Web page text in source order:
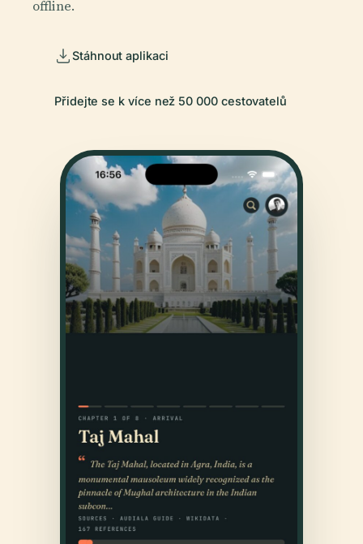
offline.
Stáhnout aplikaci
Přidejte se k více než 50 000 cestovatelů